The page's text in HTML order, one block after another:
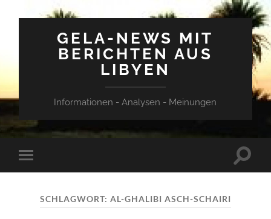
GELA-NEWS MIT
BERICHTEN AUS
LIBYEN
Informationen - Analysen - Meinungen
Mobile-
Menü
SCHLAGWORT: AL-GHALIBI ASCH-SCHAIRI